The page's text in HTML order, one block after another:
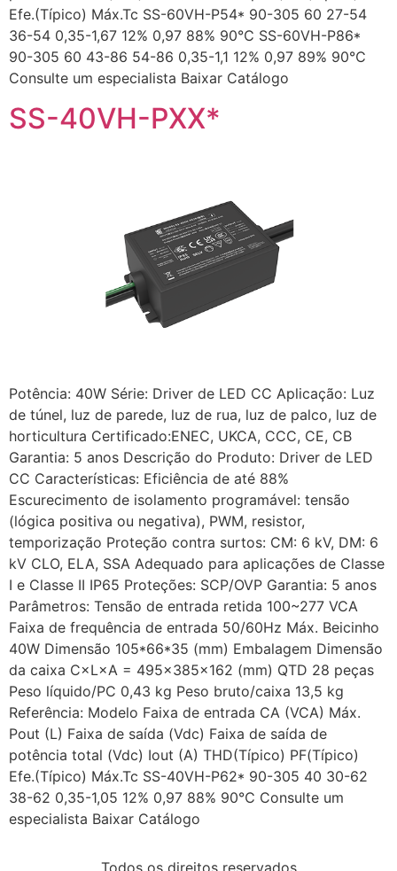
Efe.(Típico) Máx.Tc SS-60VH-P54* 90-305 60 27-54
36-54 0,35-1,67 12% 0,97 88% 90℃ SS-60VH-P86*
90-305 60 43-86 54-86 0,35-1,1 12% 0,97 89% 90℃
Consulte um especialista Baixar Catálogo
SS-40VH-PXX*
Potência: 40W Série: Driver de LED CC Aplicação: Luz
de túnel, luz de parede, luz de rua, luz de palco, luz de
horticultura Certificado:ENEC, UKCA, CCC, CE, CB
Garantia: 5 anos Descrição do Produto: Driver de LED
CC Características: Eficiência de até 88%
Escurecimento de isolamento programável: tensão
(lógica positiva ou negativa), PWM, resistor,
temporização Proteção contra surtos: CM: 6 kV, DM: 6
kV CLO, ELA, SSA Adequado para aplicações de Classe
I e Classe II IP65 Proteções: SCP/OVP Garantia: 5 anos
Parâmetros: Tensão de entrada retida 100~277 VCA
Faixa de frequência de entrada 50/60Hz Máx. Beicinho
40W Dimensão 105*66*35 (mm) Embalagem Dimensão
da caixa C×L×A = 495×385×162 (mm) QTD 28 peças
Peso líquido/PC 0,43 kg Peso bruto/caixa 13,5 kg
Referência: Modelo Faixa de entrada CA (VCA) Máx.
Pout (L) Faixa de saída (Vdc) Faixa de saída de
potência total (Vdc) Iout (A) THD(Típico) PF(Típico)
Efe.(Típico) Máx.Tc SS-40VH-P62* 90-305 40 30-62
38-62 0,35-1,05 12% 0,97 88% 90℃ Consulte um
especialista Baixar Catálogo
Todos os direitos reservados